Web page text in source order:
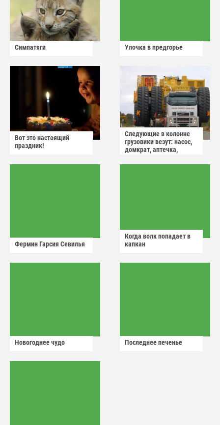
Симпатяги Улочка в предгорье
Вот это настоящий
праздник!
Следующие в колонне
грузовики везут: насос,
домкрат, аптечка,
Фермин Гарсия Севилья
Когда волк попадает в
капкан
Новогоднее чудо Последнее печенье